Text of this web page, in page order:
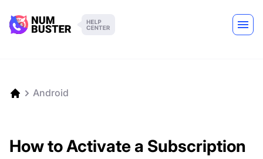
Android
How to Activate a Subscription